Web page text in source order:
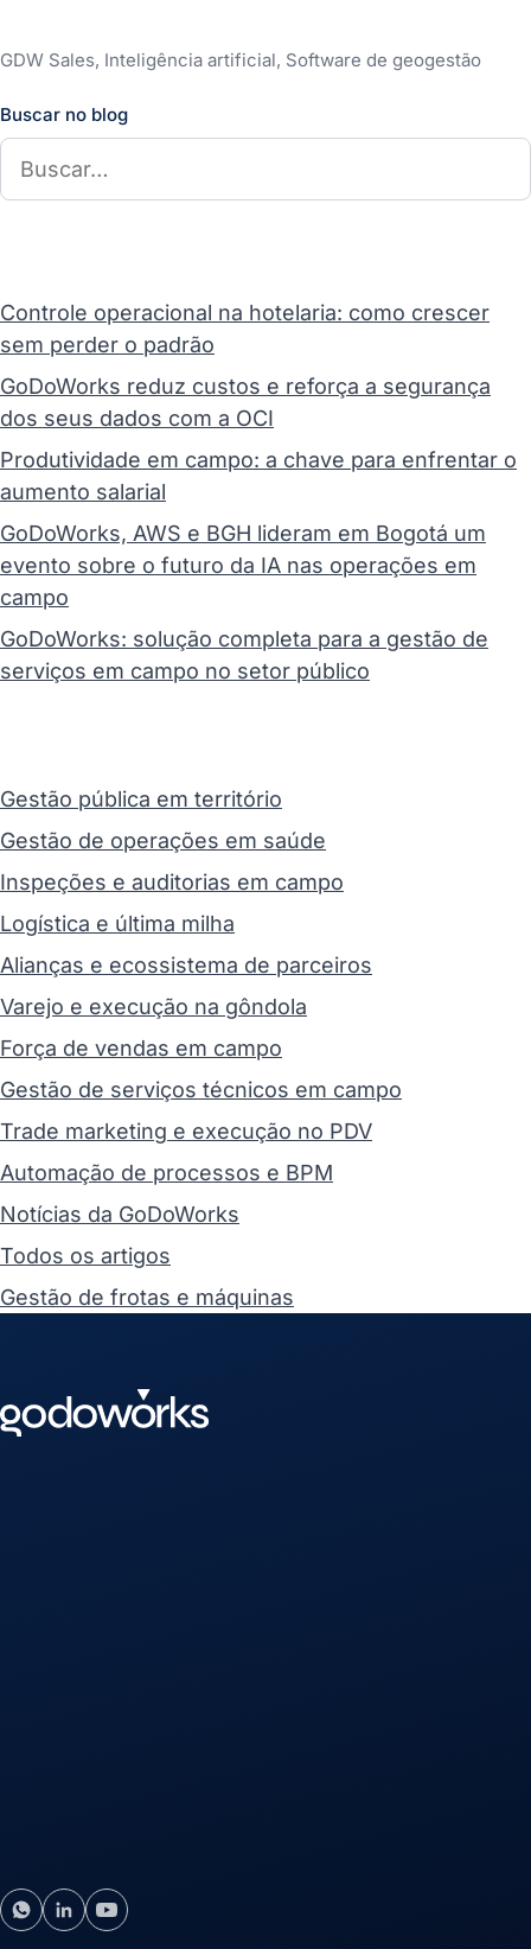
GDW Sales, Inteligência artificial, Software de geogestão
Buscar no blog
Controle operacional na hotelaria: como crescer
sem perder o padrão
GoDoWorks reduz custos e reforça a segurança
dos seus dados com a OCI
Produtividade em campo: a chave para enfrentar o
aumento salarial
GoDoWorks, AWS e BGH lideram em Bogotá um
evento sobre o futuro da IA nas operações em
campo
GoDoWorks: solução completa para a gestão de
serviços em campo no setor público
Gestão pública em território
Gestão de operações em saúde
Inspeções e auditorias em campo
Logística e última milha
Alianças e ecossistema de parceiros
Varejo e execução na gôndola
Força de vendas em campo
Gestão de serviços técnicos em campo
Trade marketing e execução no PDV
Automação de processos e BPM
Notícias da GoDoWorks
Todos os artigos
Gestão de frotas e máquinas